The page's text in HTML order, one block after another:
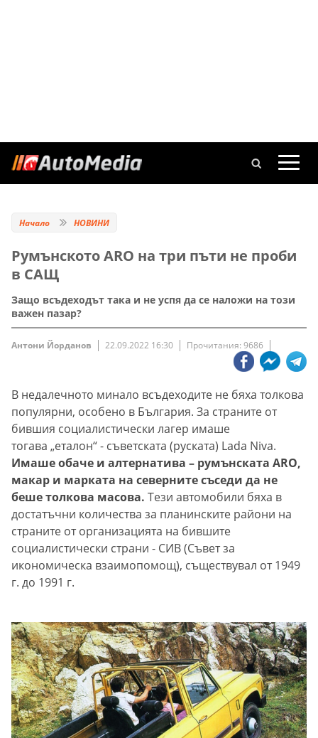
Начало НОВИНИ
Румънското ARO на три пъти не проби
в САЩ
Защо всъдеходът така и не успя да се наложи на този
важен пазар?
Антони Йорданов 22.09.2022 16:30 Прочитания: 9686
В недалечното минало всъдеходите не бяха толкова
популярни, особено в България. За страните от
бившия социалистически лагер имаше
тогава „еталон“ - съветската (руската) Lada Niva.
Имаше обаче и алтернатива – румънската ARO,
макар и марката на северните съседи да не
беше толкова масова. Тези автомобили бяха в
достатъчни количества за планинските райони на
страните от организацията на бившите
социалистически страни - СИВ (Съвет за
икономическа взаимопомощ), съществувал от 1949
г. до 1991 г.